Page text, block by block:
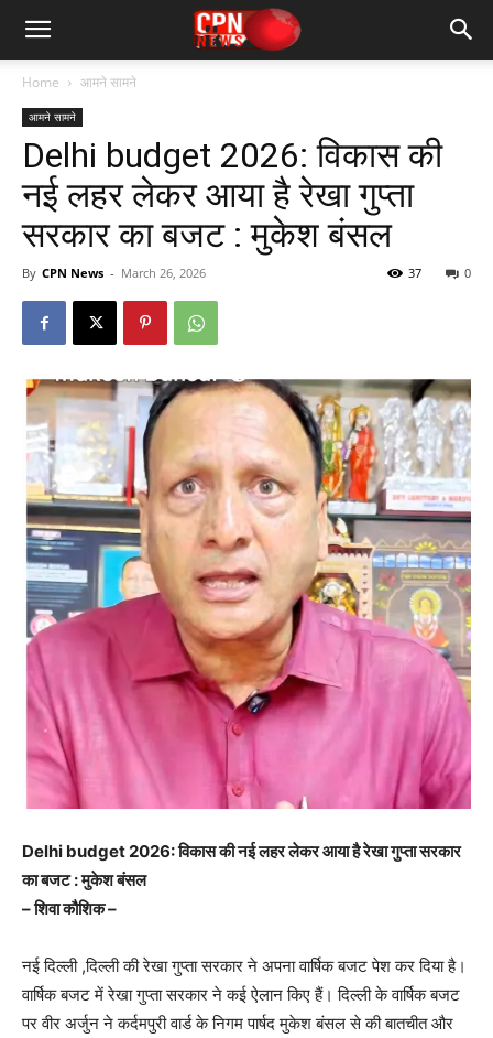
Home आमने सामने
आमने सामने
Delhi budget 2026: विकास की
नई लहर लेकर आया है रेखा गुप्ता
सरकार का बजट : मुकेश बंसल
By CPN News - March 26, 2026 0
37
Delhi budget 2026: विकास की नई लहर लेकर आया है रेखा गुप्ता सरकार
का बजट : मुकेश बंसल
– शिवा कौशिक –
नई दिल्ली ,दिल्ली की रेखा गुप्ता सरकार ने अपना वार्षिक बजट पेश कर दिया है।
वार्षिक बजट में रेखा गुप्ता सरकार ने कई ऐलान किए हैं। दिल्ली के वार्षिक बजट
पर वीर अर्जुन ने कर्दमपुरी वार्ड के निगम पार्षद मुकेश बंसल से की बातचीत और